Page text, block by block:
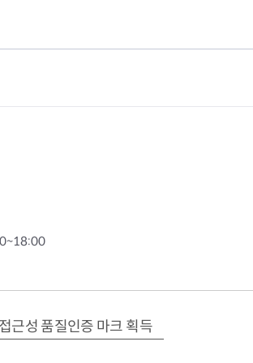
근성 품질인증 마크 획득